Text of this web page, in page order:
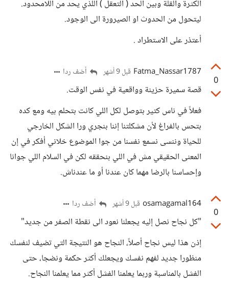
الكثرة والقلة وبين الحد ( التعقل ) اللذي يحد من اللامحدود.
ليتحول من الحدوث او الصيرورة الى الوجود.
أعتذر على الاستطراد .
0
Fatma_Nassar1787 قبل 9 أشهر أضف ردا
قصة سميرة حزينة وواقعية في نفس الوقت.
فعلاً في ناس كتير بتوصل لكل اللي كانت بتحلم بيه ومع كده
بتحس بالفراغ لأن مشكلتنا إننا بنجري ورا الشكل الخارجي
للحياة وننسى نسمع نفسنا من جوا الموضوع خلاني أفكر في إن
المعنى الحقيقي مش في اللي بنحققه لكن في السلام اللي جوانا
وإحساسنا بالرضا مهما كان عندنا أو ما عندناش.
0
osamagamal164 قبل 9 أشهر أضف ردا
"كل نجاح نصل إليه يجعلنا نعود الى نقطة الصفر من جديد"
إذن هذا ليس نجاح أصلاً، النجاح هو النتيجة التي تضيف لنفسك
منظورا جديد لفهم نفسك ويجعلك أكثر حكمة ونضجا، حتى
الفشل بالمناسبة وربما يعلمنا الفشل أكثر مما يعلمنا النجاح.